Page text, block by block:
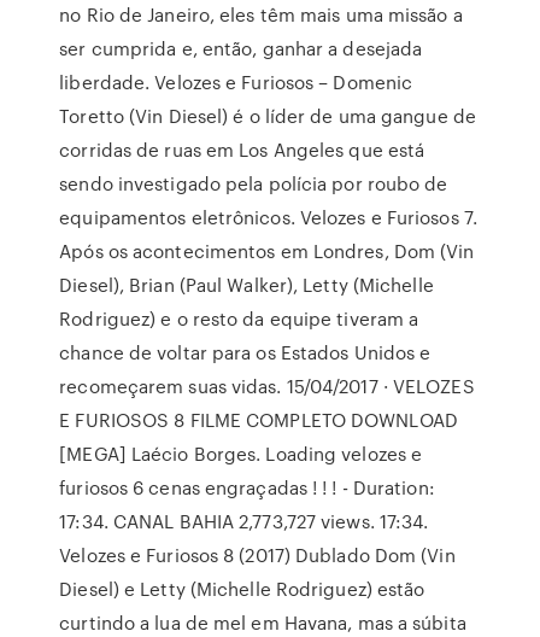
no Rio de Janeiro, eles têm mais uma missão a
ser cumprida e, então, ganhar a desejada
liberdade. Velozes e Furiosos – Domenic
Toretto (Vin Diesel) é o líder de uma gangue de
corridas de ruas em Los Angeles que está
sendo investigado pela polícia por roubo de
equipamentos eletrônicos. Velozes e Furiosos 7.
Após os acontecimentos em Londres, Dom (Vin
Diesel), Brian (Paul Walker), Letty (Michelle
Rodriguez) e o resto da equipe tiveram a
chance de voltar para os Estados Unidos e
recomeçarem suas vidas. 15/04/2017 · VELOZES
E FURIOSOS 8 FILME COMPLETO DOWNLOAD
[MEGA] Laécio Borges. Loading velozes e
furiosos 6 cenas engraçadas ! ! ! - Duration:
17:34. CANAL BAHIA 2,773,727 views. 17:34.
Velozes e Furiosos 8 (2017) Dublado Dom (Vin
Diesel) e Letty (Michelle Rodriguez) estão
curtindo a lua de mel em Havana, mas a súbita